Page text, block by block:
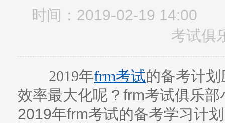
时间：2019-02-19 14:00
考试俱
2019年frm考试的备考计
效率最大化呢？frm考试俱乐
2019年frm考试的备考学习计